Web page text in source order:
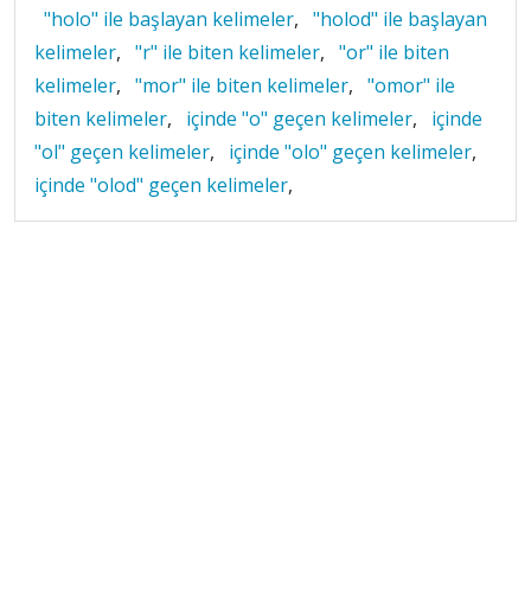
"holo" ile başlayan kelimeler, "holod" ile başlayan
kelimeler, "r" ile biten kelimeler, "or" ile biten
kelimeler, "mor" ile biten kelimeler, "omor" ile
biten kelimeler, içinde "o" geçen kelimeler,
içinde
"ol" geçen kelimeler, içinde "olo" geçen kelimeler,
içinde "olod" geçen kelimeler,